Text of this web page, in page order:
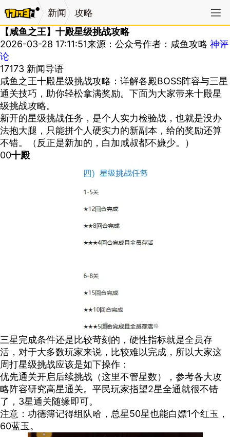
新闻 攻略
【咸鱼之王】十殿星级挑战攻略
2026-03-28 17:11:51来源：公众号作者：咸鱼攻略 神评
论
17173 新闻导语
咸鱼之王十殿星级挑战攻略：详解各殿BOSS阵容与三星
通关技巧，助你轻松拿满奖励。下面为大家带来十殿星
级挑战攻略。
新开的星级挑战任务，是个人实力检验战，也就是没办
法抱大腿，只能拼个人硬实力的新副本，给的奖励还算
不错。（反正是新加的，白加咸叔都不嫌少。）
00十殿
三星完成条件还是比较苛刻的，硬性指标就是全员存
活，对于大多数玩家来说，比较难以完成，所以大家这
周打星级挑战应该是如下操作：
优先通关开启后续挑战（这里不管星数），参考各大攻
略阵容研究高星通关。平民玩家指望2星全通就很不错
了，3星通关随缘即可。
注意：功德簿记得组队哈，总星50星也能白嫖1个红玉，
60蓝玉。